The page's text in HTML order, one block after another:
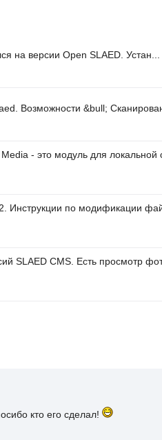
на версии Open SLAED. Устан...
Возможности &bull;
- это модуль для локальной
Инструкции по модификации
SLAED CMS. Есть просмотр
кто его сделал!